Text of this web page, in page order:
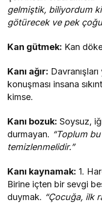
gelmiştik, biliyordum
götürecek ve pek
Kan gütmek: Kan
Kanı ağır:
konuşması insana
kimse.
Kanı bozuk: Soysuz,
durmayan. “Toplum
temizlenmelidir.”
Kanı kaynamak: 1.
Birine içten bir sevgi
duymak. “Çocuğa, ilk